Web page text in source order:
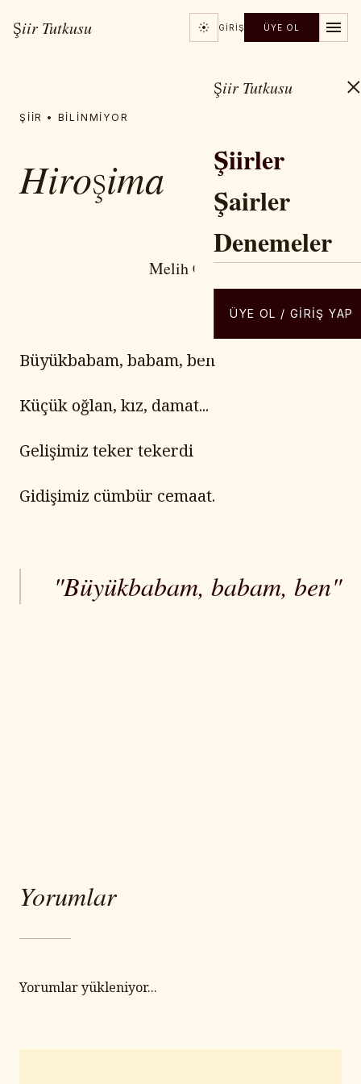
Şiir Tutkusu GIRIŞ ÜYE OL
Şiir Tutkusu
Şiirler
Şairler
Denemeler
ÜYE OL / GIRIŞ YAP
ŞIIR • BILINMIYOR
Hiroşima
YAZAR / ŞAIR
Melih Cevdet ANDAY
Büyükbabam, babam, ben
Küçük oğlan, kız, damat...
Gelişimiz teker tekerdi
Gidişimiz cümbür cemaat.
"Büyükbabam, babam, ben"
Yorumlar
Yorumlar yükleniyor...